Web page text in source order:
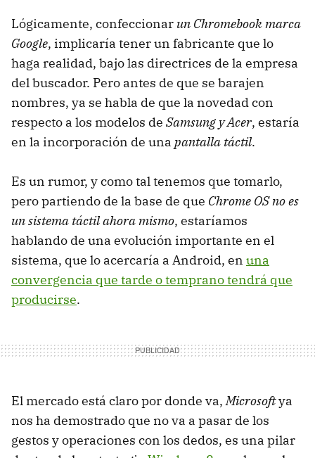
Lógicamente, confeccionar un Chromebook marca
Google, implicaría tener un fabricante que lo
haga realidad, bajo las directrices de la empresa
del buscador. Pero antes de que se barajen
nombres, ya se habla de que la novedad con
respecto a los modelos de Samsung y Acer, estaría
en la incorporación de una pantalla táctil.
Es un rumor, y como tal tenemos que tomarlo,
pero partiendo de la base de que Chrome OS no es
un sistema táctil ahora mismo, estaríamos
hablando de una evolución importante en el
sistema, que lo acercaría a Android, en una
convergencia que tarde o temprano tendrá que
producirse.
El mercado está claro por donde va,Microsoftya
nos ha demostrado que no va a pasar de los
gestos y operaciones con los dedos, es una pilar